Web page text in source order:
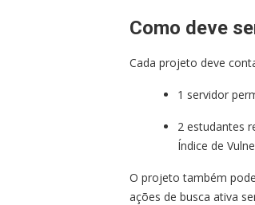
Como deve
Cada projeto deve
1 servidor
2 estudantes
Índice de
O projeto também
ações de busca ativa